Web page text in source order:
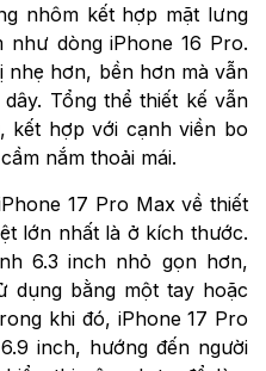
nhôm kết hợp mặt lưng
như dòng iPhone 16 Pro.
nhẹ hơn, bền hơn mà vẫn
Tổng thể thiết kế vẫn
kết hợp với cạnh viền bo
nắm thoải mái.
17 Pro Max về thiết
lớn nhất là ở kích thước.
6.3 inch nhỏ gọn hơn,
dụng bằng một tay hoặc
khi đó, iPhone 17 Pro
inch, hướng đến người